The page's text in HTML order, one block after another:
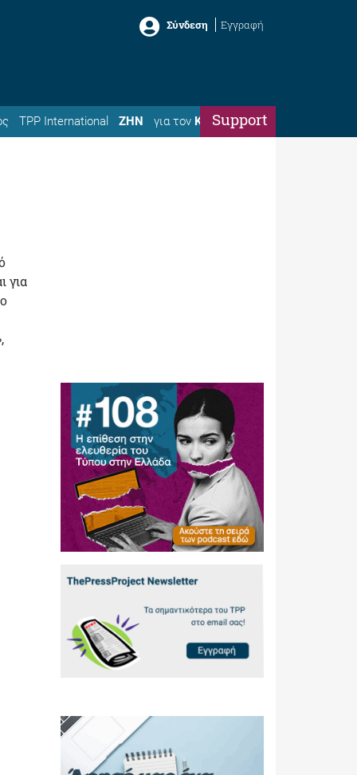
Σύνδεση Εγγραφή
TPP International ΖΗΝ για τον ΚώσταSupport
για